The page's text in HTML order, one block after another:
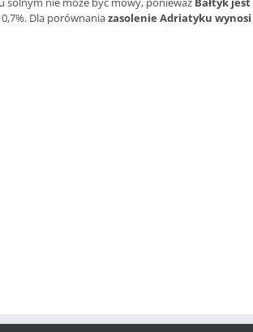
Dla porównaniazasolenie Adriatyku wynosi